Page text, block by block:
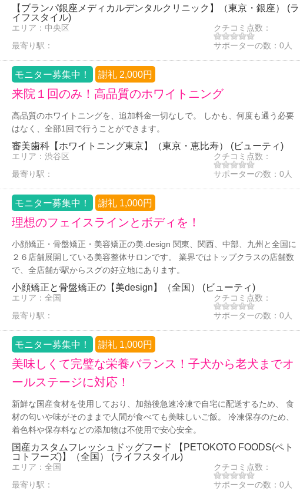
【ブランパ銀座メディカルデンタルクリニック】（東京・銀座） (ラ
イフスタイル)
エリア： 中央区
クチコミ点数：
最寄り駅：
サポーターの数： 0人
モニター募集中！ 謝礼 2,000円
来院１回のみ！高品質のホワイトニング
高品質のホワイトニングを、追加料金一切なしで。 しかも、何度も通う必要
はなく、全部1回で行うことができます。
審美歯科【ホワイトニング東京】（東京・恵比寿） (ビューティ)
エリア： 渋谷区
クチコミ点数：
最寄り駅：
サポーターの数： 0人
モニター募集中！ 謝礼 1,000円
理想のフェイスラインとボディを！
小顔矯正・骨盤矯正・美容矯正の美.design 関東、関西、中部、九州と全国に
２６店舗展開している美容整体サロンです。 業界ではトップクラスの店舗数
で、全店舗が駅からスグの好立地にあります。
小顔矯正と骨盤矯正の【美design】（全国） (ビューティ)
エリア： 全国
クチコミ点数：
最寄り駅：
サポーターの数： 0人
モニター募集中！ 謝礼 1,000円
美味しくて完璧な栄養バランス！子犬から老犬までオ
ールステージに対応！
新鮮な国産食材を使用しており、加熱後急速冷凍で自宅に配送するため、 食
材の匂いや味がそのままで人間が食べても美味しいご飯。 冷凍保存のため、
着色料や保存料などの添加物は不使用で安心安全。
国産カスタムフレッシュドッグフード 【PETOKOTO FOODS(ペト
コトフーズ)】（全国） (ライフスタイル)
エリア： 全国
クチコミ点数：
最寄り駅：
サポーターの数： 0人